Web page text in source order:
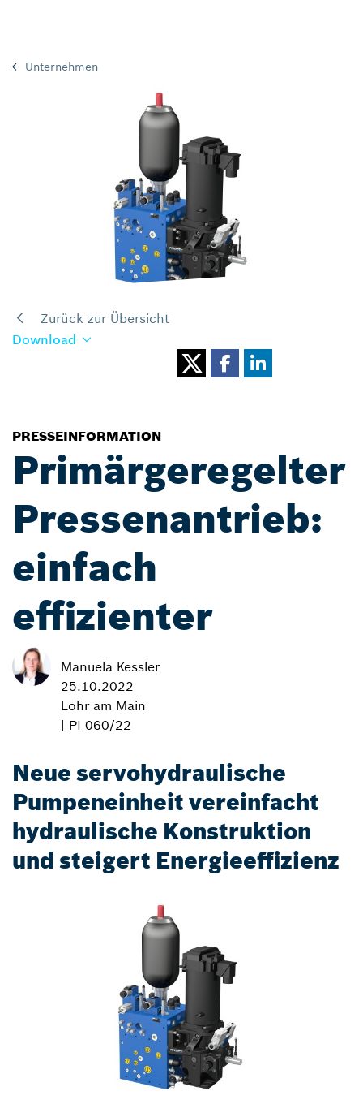
Unternehmen
Zurück zur Übersicht
Download
PRESSEINFORMATION
Primärgeregelter
Pressenantrieb:
einfach
effizienter
Manuela Kessler
25.10.2022
Lohr am Main
| PI 060/22
Neue servohydraulische
Pumpeneinheit vereinfacht
hydraulische Konstruktion
und steigert Energieeffizienz